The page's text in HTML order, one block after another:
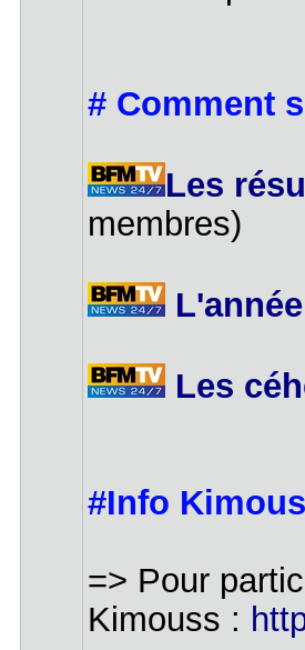
# Comment
Les
membres)
Les
#Info
=> Pour
Kimouss :